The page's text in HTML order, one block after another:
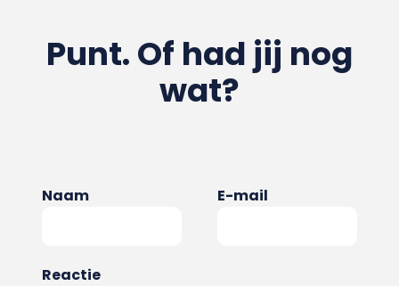
Punt. Of had jij nog
wat?
Naam E-mail
Reactie